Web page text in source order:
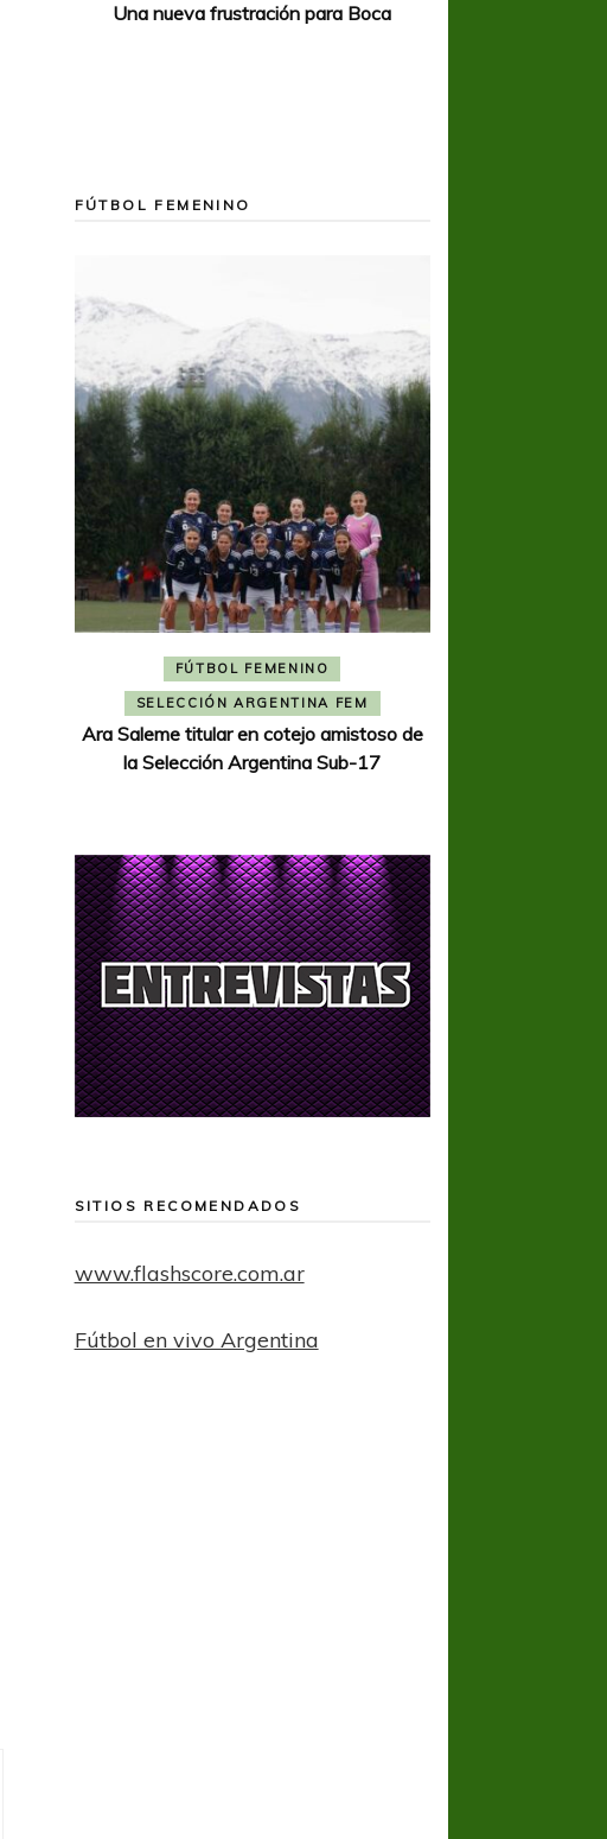
Una nueva frustración para Boca
FÚTBOL FEMENINO
FÚTBOL FEMENINO
SELECCIÓN ARGENTINA FEM
Ara Saleme titular en cotejo amistoso de
la Selección Argentina Sub-17
SITIOS RECOMENDADOS
www.flashscore.com.ar
Fútbol en vivo Argentina